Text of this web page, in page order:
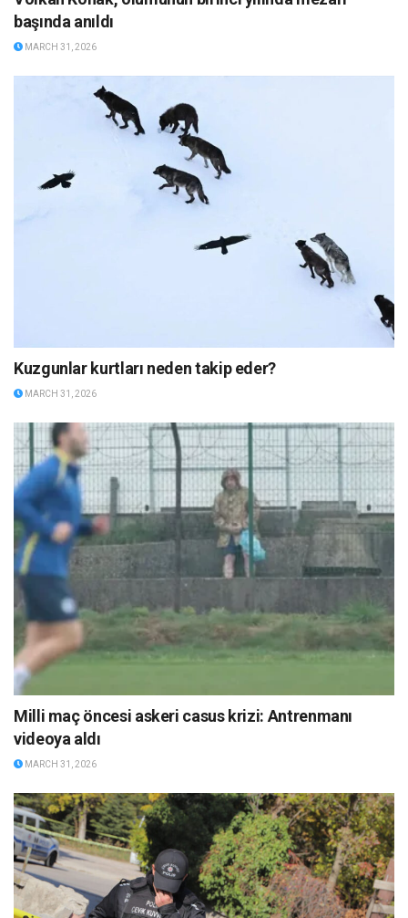
başında anıldı
MARCH 31, 2026
Kuzgunlar kurtları neden takip eder?
MARCH 31, 2026
Milli maç öncesi askeri casus krizi: Antrenmanı
videoya aldı
MARCH 31, 2026